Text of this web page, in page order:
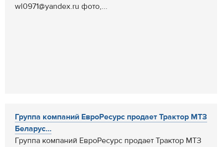
wl0971@yandex.ru фото,...
Группа компаний ЕвроРесурс продает Трактор МТЗ
Беларус...
Группа компаний ЕвроРесурс продает Трактор МТЗ